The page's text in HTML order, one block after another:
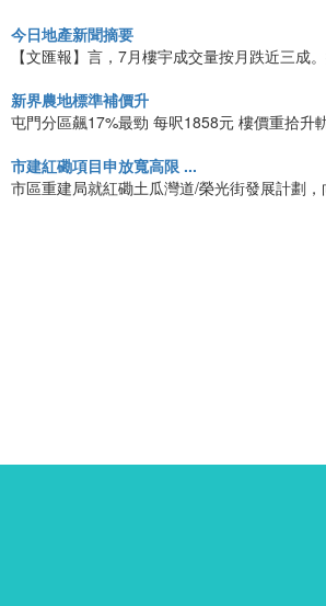
今日地產新聞摘要
【文匯報】言，7月樓宇成交量按月跌近三成
新界農地標準補價升
屯門分區飆17%最勁 每呎1858元 樓價重拾升
市建紅磡項目申放寬高限 ...
市區重建局就紅磡土瓜灣道/榮光街發展計劃